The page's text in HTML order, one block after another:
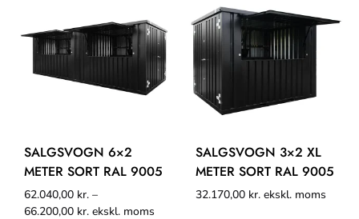
SALGSVOGN 6×2
METER SORT RAL 9005
62.040,00 kr. –
66.200,00 kr. ekskl. moms
SALGSVOGN 3×2 XL
METER SORT RAL 9005
32.170,00 kr. ekskl. moms